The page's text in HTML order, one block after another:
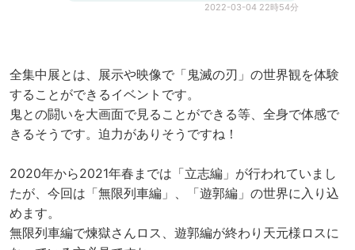
2022-03-04 22時54分
全集中展とは、展示や映像で「鬼滅の刃」の世界観を体験
することができるイベントです。
鬼との闘いを大画面で見ることができる等、全身で体感で
きるそうです。迫力がありそうですね！
2020年から2021年春までは「立志編」が行われていまし
たが、今回は「無限列車編」、「遊郭編」の世界に入り込
めます。
無限列車編で煉獄さんロス、遊郭編が終わり天元様ロスに